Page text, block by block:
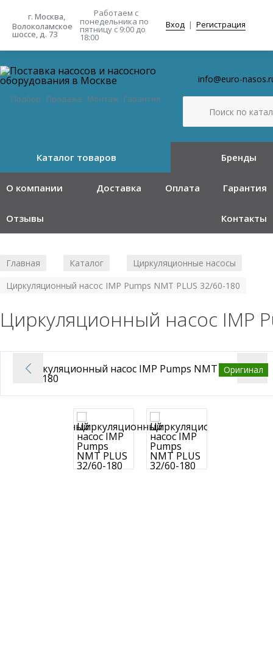
г. Москва,
Волоколамское
шоссе, д. 73
Работаем с
понедельника по
пятницу с 9:00 до
18:00
Вход | Регистрация
Подбор · Продажа · Монтаж · Гарантия
info@euro-
Каталог товаров Бренды
О компании Доставка Оплата Гарантия
Отзывы Контакты
Главная Каталог Циркуляционные насосы
Циркуляционный насос IMP Pumps NMT PLUS 32/60-180
Циркуляционный насос IMP
Оригинал